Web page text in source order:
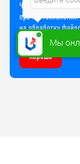
Чтобы улучшить
прочие
на обработку
Хорошо
Мы